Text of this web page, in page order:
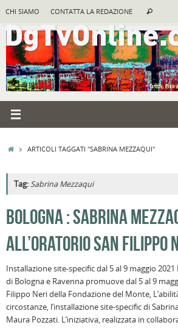
contenuto
CHI SIAMO CONTATTA LA REDAZIONE Cerca
HOMEARTICOLI TAGGATI "SABRINA MEZZAQUI"
Tag:Sabrina Mezzaqui
BOLOGNA : SABRINA
ALL’ORATORIO SAN FILIPPO
Installazione site-specific dal 5 al 9 maggio
di Bologna e Ravenna promuove dal 5 al 9
Filippo Neri della Fondazione del Monte,
circostanze, l’installazione site-specific di
Maura Pozzati. L’iniziativa, realizzata in